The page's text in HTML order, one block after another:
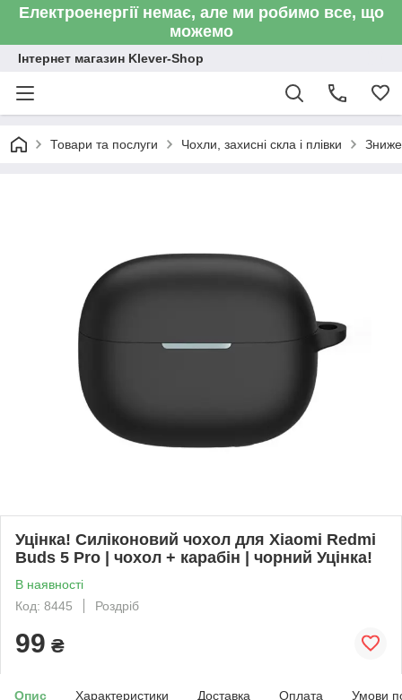
Електроенергії немає, але ми робимо все, що
можемо
Інтернет магазин Klever-Shop
Товари та послуги Чохли, захисні скла і плівки
Уцінка! Силіконовий чохол для Xiaomi Redmi
Buds 5 Pro | чохол + карабін | чорний Уцінка!
В наявності
Код: 8445
Роздріб
99 ₴
Опис Характеристики Доставка Оплата Умови